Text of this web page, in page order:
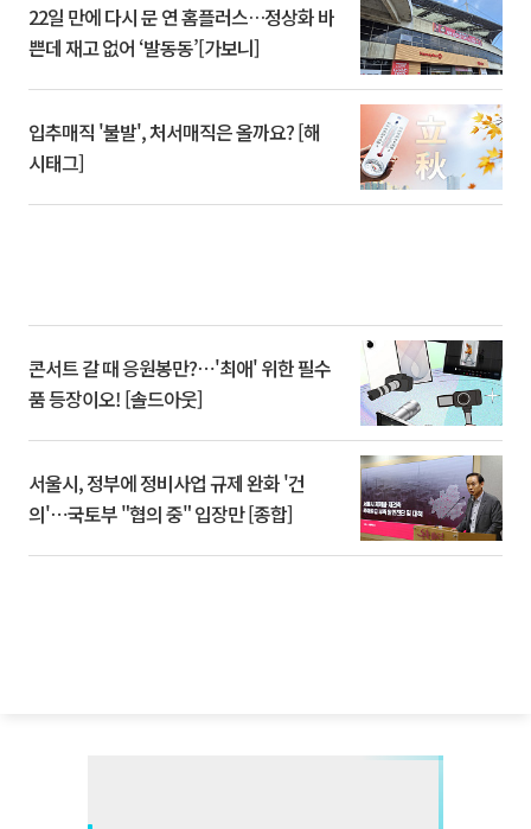
22일 만에 다시 문 연 홈플러스…정상화 바
쁜데 재고 없어 ‘발동동’[가보니]
입추매직 '불발', 처서매직은 올까요? [해
시태그]
콘서트 갈 때 응원봉만?⋯'최애' 위한 필수
품 등장이오! [솔드아웃]
서울시, 정부에 정비사업 규제 완화 '건
의'⋯국토부 "협의 중" 입장만 [종합]